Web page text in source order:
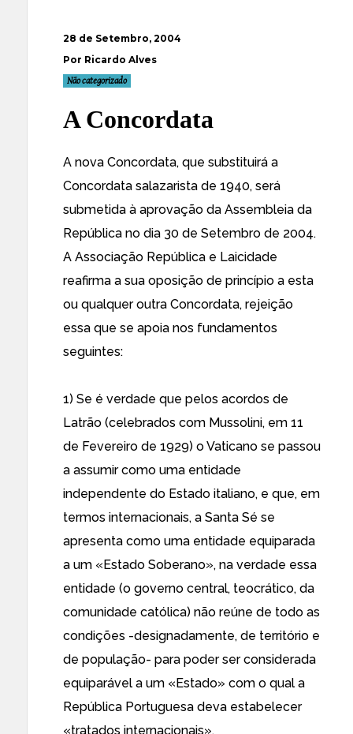
28 de Setembro, 2004
Por Ricardo Alves
Não categorizado
A Concordata
A nova Concordata, que substituirá a
Concordata salazarista de 1940, será
submetida à aprovação da Assembleia da
República no dia 30 de Setembro de 2004.
A Associação República e Laicidade
reafirma a sua oposição de princípio a esta
ou qualquer outra Concordata, rejeição
essa que se apoia nos fundamentos
seguintes:
1) Se é verdade que pelos acordos de
Latrão (celebrados com Mussolini, em 11
de Fevereiro de 1929) o Vaticano se passou
a assumir como uma entidade
independente do Estado italiano, e que, em
termos internacionais, a Santa Sé se
apresenta como uma entidade equiparada
a um «Estado Soberano», na verdade essa
entidade (o governo central, teocrático, da
comunidade católica) não reúne de todo as
condições -designadamente, de território e
de população- para poder ser considerada
equiparável a um «Estado» com o qual a
República Portuguesa deva estabelecer
«tratados internacionais».